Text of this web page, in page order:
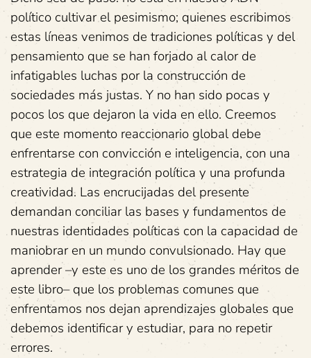
político cultivar el pesimismo; quienes escribimos
estas líneas venimos de tradiciones políticas y del
pensamiento que se han forjado al calor de
infatigables luchas por la construcción de
sociedades más justas. Y no han sido pocas y
pocos los que dejaron la vida en ello. Creemos
que este momento reaccionario global debe
enfrentarse con convicción e inteligencia, con una
estrategia de integración política y una profunda
creatividad. Las encrucijadas del presente
demandan conciliar las bases y fundamentos de
nuestras identidades políticas con la capacidad de
maniobrar en un mundo convulsionado. Hay que
aprender –y este es uno de los grandes méritos de
este libro– que los problemas comunes que
enfrentamos nos dejan aprendizajes globales que
debemos identificar y estudiar, para no repetir
errores.